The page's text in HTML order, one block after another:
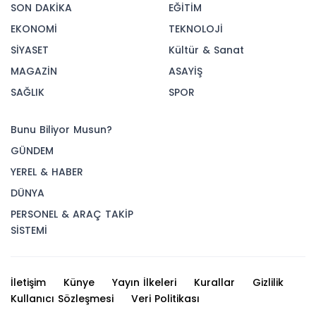
SON DAKİKA
EKONOMİ
SİYASET
MAGAZİN
SAĞLIK
EĞİTİM
TEKNOLOJİ
Kültür & Sanat
ASAYİŞ
SPOR
Bunu Biliyor Musun?
GÜNDEM
YEREL & HABER
DÜNYA
PERSONEL & ARAÇ TAKİP
SİSTEMİ
İletişim Künye Yayın İlkeleri Kurallar
Gizlilik
Kullanıcı Sözleşmesi
Veri Politikası